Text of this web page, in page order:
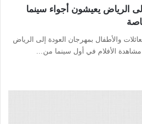
الرياض يعيشون أجواء سينما
والأطفال بمهرجان العودة إلى الرياض
مشاهدة الأفلام في أول سينما من…